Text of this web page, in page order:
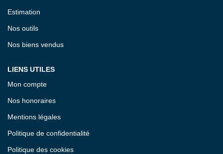
Estimation
Nos outils
Nos biens vendus
LIENS UTILES
Mon compte
Nos honoraires
Mentions légales
Politique de confidentialité
Politique des cookies